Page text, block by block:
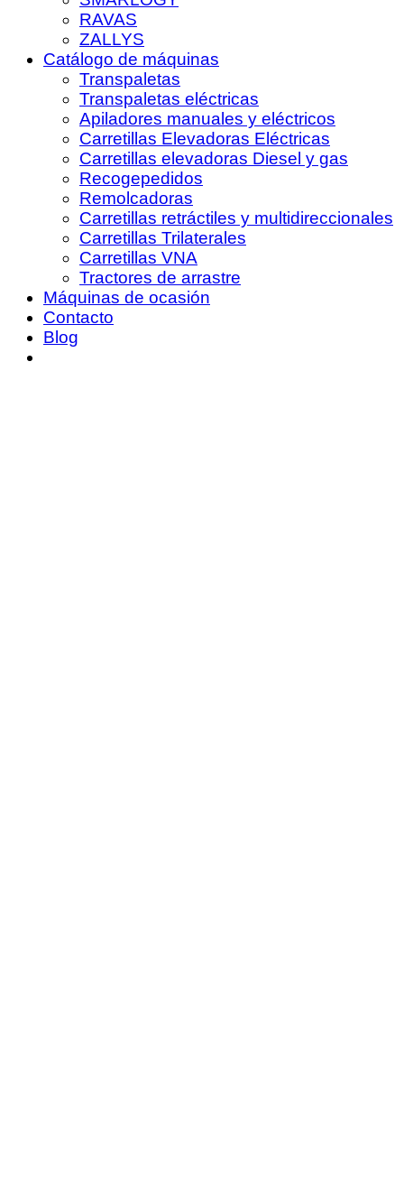
RAVAS
ZALLYS
Catálogo de máquinas
Transpaletas
Transpaletas eléctricas
Apiladores manuales y eléctricos
Carretillas Elevadoras Eléctricas
Carretillas elevadoras Diesel y gas
Recogepedidos
Remolcadoras
Carretillas retráctiles y multidireccionales
Carretillas Trilaterales
Carretillas VNA
Tractores de arrastre
Máquinas de ocasión
Contacto
Blog